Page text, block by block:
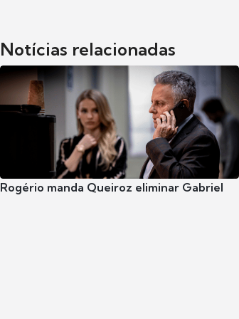
Notícias relacionadas
Rogério manda Queiroz eliminar Gabriel